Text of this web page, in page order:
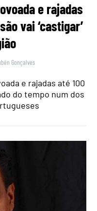
e rajadas
vai ‘castigar’
Gonçalves
e rajadas até 100
do tempo num dos